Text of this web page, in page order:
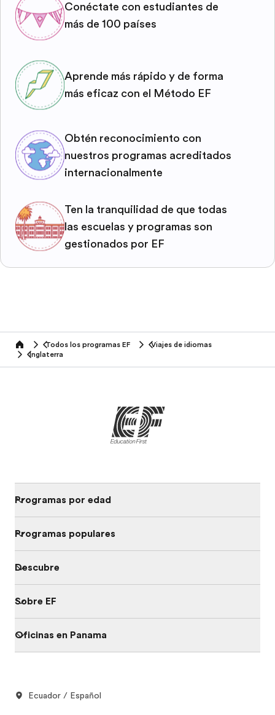
Conéctate con estudiantes de
más de 100 países
Aprende más rápido y de forma
más eficaz con el Método EF
Obtén reconocimiento con
nuestros programas acreditados
internacionalmente
Ten la tranquilidad de que todas
las escuelas y programas son
gestionados por EF
home Todos los programas EF
Viajes de idiomas
Inglaterra
Programas por edad
Programas populares
Descubre
Sobre EF
Oficinas en Panama
Ecuador / Español